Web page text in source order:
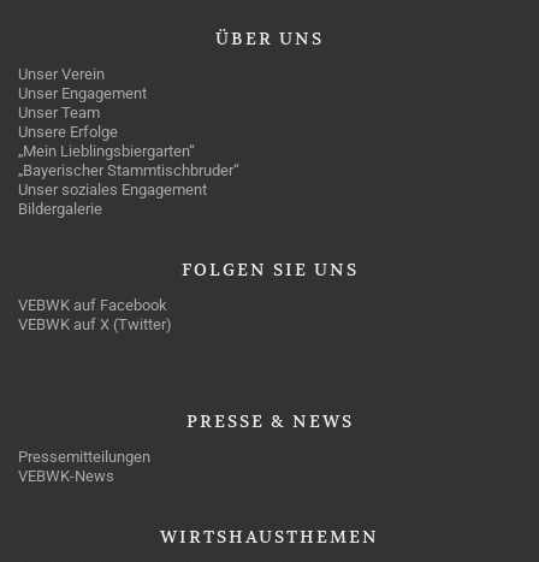
ÜBER UNS
Unser Verein
Unser Engagement
Unser Team
Unsere Erfolge
„Mein Lieblingsbiergarten“
„Bayerischer Stammtischbruder“
Unser soziales Engagement
Bildergalerie
FOLGEN SIE UNS
VEBWK auf Facebook
VEBWK auf X (Twitter)
PRESSE & NEWS
Pressemitteilungen
VEBWK-News
WIRTSHAUSTHEMEN